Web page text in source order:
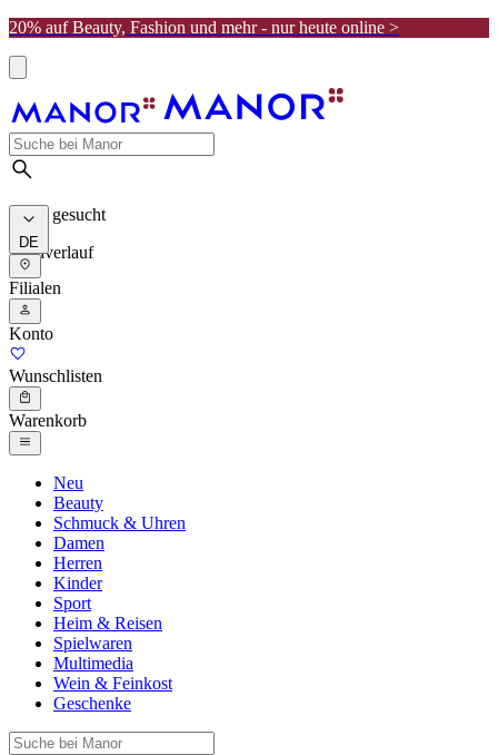
20% auf Beauty, Fashion und mehr - nur heute online >
Meist gesucht
Suchverlauf
DE
Filialen
Konto
Wunschlisten
Warenkorb
Neu
Beauty
Schmuck & Uhren
Damen
Herren
Kinder
Sport
Heim & Reisen
Spielwaren
Multimedia
Wein & Feinkost
Geschenke